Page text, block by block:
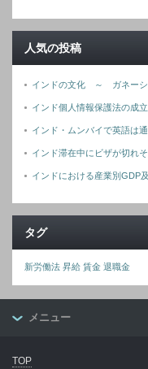
人気の投稿
インドの文化 ～ ガネー
インド個人情報保護法の成
インド・ムンバイで英語は
インド滞在中にビザが切れ
インドにおける産業別GDP
タグ
新労働法 昇給 賃金 退職金
メニュー
TOP